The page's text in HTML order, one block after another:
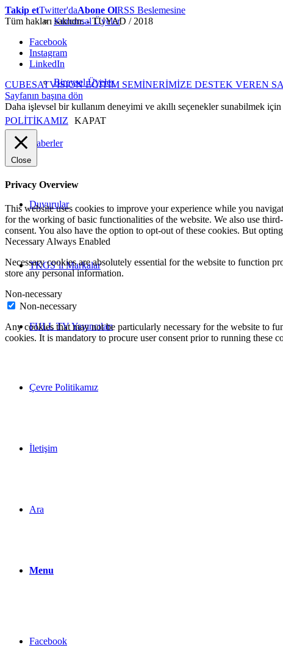
Kurumsal Üyeler
Bireysel Üyeler
Haberler
Duyurular
TKGS’li Markalar
FULL TV Yayıncıları
Çevre Politikamız
İletişim
Ara
Menu
Facebook
Takip etTwitter'daAbone OlRSS Beslemesine
Tüm hakları saklıdır. - TUYAD / 2018
Facebook
Instagram
LinkedIn
CUBESATVISION EĞİTİM SEMİNERİMİZE DESTEK VEREN
Sayfanın başına dön
Daha işlevsel bir kullanım deneyimi ve akıllı seçenekler sunabilmek
POLİTİKAMIZ
KAPAT
Close
Privacy Overview
This website uses cookies to improve your experience while you
for the working of basic functionalities of the website. We also use
consent. You also have the option to opt-out of these cookies. But
Necessary Always Enabled
Necessary cookies are absolutely essential for the website to function
store any personal information.
Non-necessary
Non-necessary
Any cookies that may not be particularly necessary for the website to
cookies. It is mandatory to procure user consent prior to running these